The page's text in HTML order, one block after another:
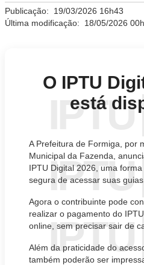
Publicação: 19/03/2026 16h43
Última modificação: 18/05/2026
IPTU
IPTU
IPTU
O IPTU
está
A Prefeitura de Formiga, por
Municipal da Fazenda,
IPTU Digital 2026, uma
segura de acessar suas guias.
Agora o contribuinte pode
realizar o pagamento do
online, sem precisar sair de
Além da praticidade do
também poderão ser